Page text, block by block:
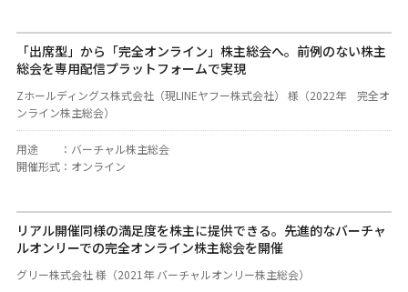
「出席型」から「完全オンライン」株主総会へ。前例のない株主
総会を専用配信プラットフォームで実現
Zホールディングス株式会社（現LINEヤフー株式会社） 様（2022年 完全オ
ンライン株主総会）
用途 ： バーチャル株主総会
開催形式： オンライン
リアル開催同様の満足度を株主に提供できる。先進的なバーチャ
ルオンリーでの完全オンライン株主総会を開催
グリー株式会社 様（2021年 バーチャルオンリー株主総会）